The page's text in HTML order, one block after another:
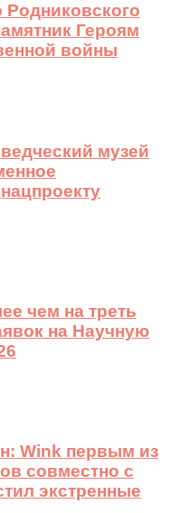
Героям
войны
музей
чем на треть
на Научную
Wink первым из
совместно с
экстренные